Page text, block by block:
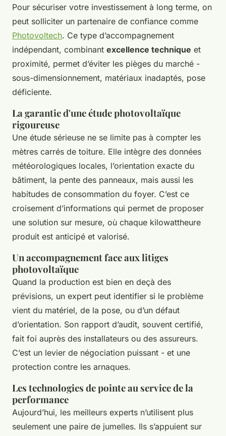
Pour sécuriser votre investissement à long terme, on
peut solliciter un partenaire de confiance comme
Photovoltech. Ce type d’accompagnement
indépendant, combinant excellence technique et
proximité, permet d’éviter les pièges du marché -
sous-dimensionnement, matériaux inadaptés, pose
déficiente.
La garantie d'une étude photovoltaïque
rigoureuse
Une étude sérieuse ne se limite pas à compter les
mètres carrés de toiture. Elle intègre des données
météorologiques locales, l’orientation exacte du
bâtiment, la pente des panneaux, mais aussi les
habitudes de consommation du foyer. C’est ce
croisement d’informations qui permet de proposer
une solution sur mesure, où chaque kilowattheure
produit est anticipé et valorisé.
Un accompagnement face aux litiges
photovoltaïque
Quand la production est bien en deçà des
prévisions, un expert peut identifier si le problème
vient du matériel, de la pose, ou d’un défaut
d’orientation. Son rapport d’audit, souvent certifié,
fait foi auprès des installateurs ou des assureurs.
C’est un levier de négociation puissant - et une
protection contre les arnaques.
Les technologies de pointe au service de la
performance
Aujourd’hui, les meilleurs experts n’utilisent plus
seulement une paire de jumelles. Ils s’appuient sur